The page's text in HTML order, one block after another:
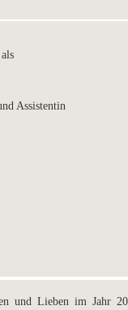
Assistentin
und Lieben im Jahr